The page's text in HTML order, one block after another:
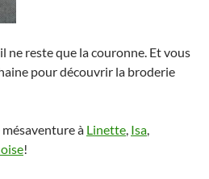
ne reste que la couronne. Et vous
pour découvrir la broderie
à Linette, Isa,
!